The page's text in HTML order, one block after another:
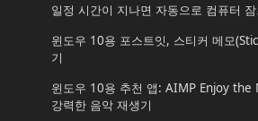
일정 시간이 지나면 자동으로 컴퓨터 잠
윈도우 10용 포스트잇, 스티커 메모
기
윈도우 10용 추천 앱: AIMP Enjoy the
강력한 음악 재생기